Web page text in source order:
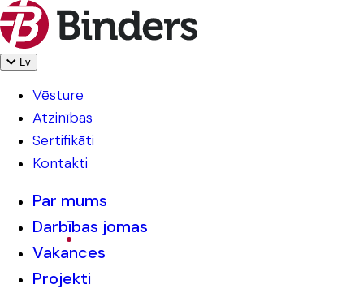
Lv
Vēsture
Atzinības
Sertifikāti
Kontakti
Par mums
Darbības jomas
Vakances
Projekti